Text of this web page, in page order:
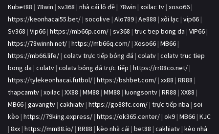
Kubet88 | 78win | sv368 | nhà cái lô đề | 78win | xoilac tv | xoso66 |
https://keonhacai55.bet/ | socolive | Alo789 | Ae888 | xôi lạc | vip66 |
Sv368 | Vip66 | https://mb66p.com/ | sv368 | truc tiep bong da | VIP66 |
https://78winnh.net/ | https://mb66q.com/ | Xoso66 | MB66 |
https://mb66.life/ | colatv trực tiếp bóng đá | colatv | colatv truc tiep
bong da | colatv | colatv bóng đá trực tiếp | https://rr88co.net/ |
https://tylekeonhacai.futbol/ | https://bshbet.com/ | xx88 | RR88 |
thapcamtv | xoilac | XX88 | MM88 | MM88 | luongsontv | RR88 | XX88 |
MB66 | gavangtv | cakhiatv | https://go88fc.com/ | trực tiếp nba | soi
kèo | https://79king.express/ | https://ok365.center/ | ok9 | MB66 | KJC
| 8xx | https://mm88.io/ | RR88 | kèo nhà cái | bet88 | cakhiatv | kèo nhà